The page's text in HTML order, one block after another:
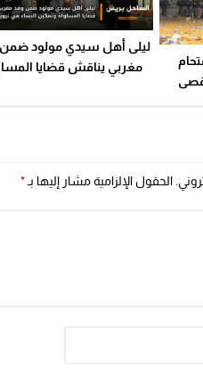
ليلى أهل سيدي مولود
مغربي يناقش قضايا
الحقول الإلزامية مشار إليها بـ*